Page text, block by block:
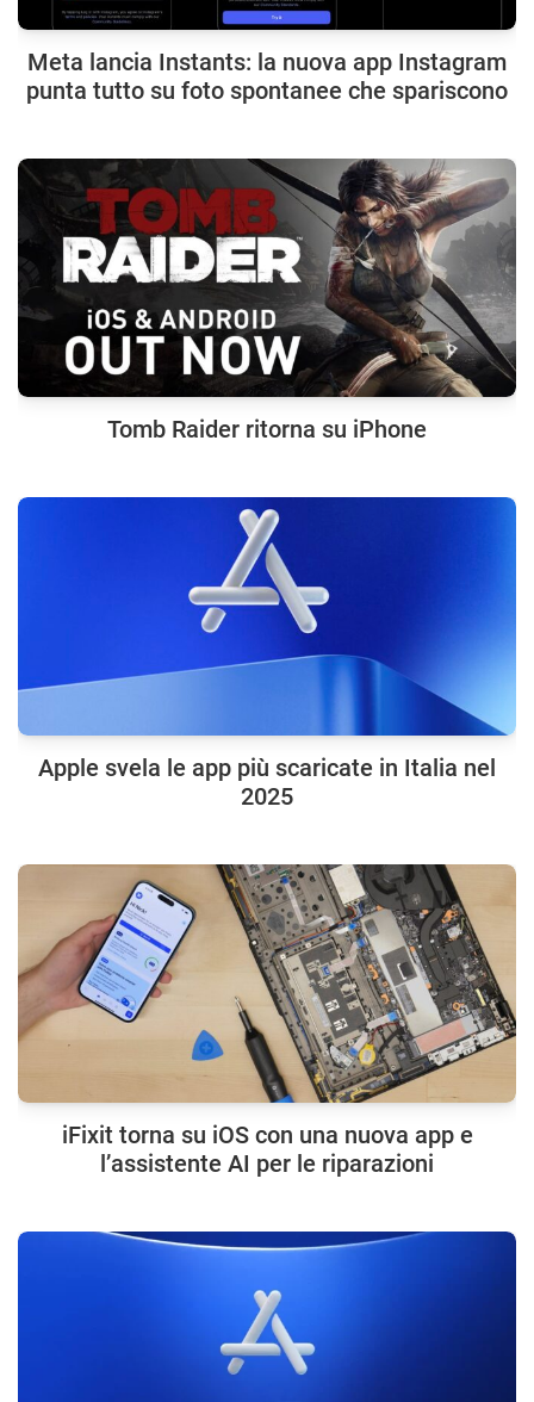
Meta lancia Instants: la nuova app Instagram
punta tutto su foto spontanee che spariscono
Tomb Raider ritorna su iPhone
Apple svela le app più scaricate in Italia nel
2025
iFixit torna su iOS con una nuova app e
l’assistente AI per le riparazioni